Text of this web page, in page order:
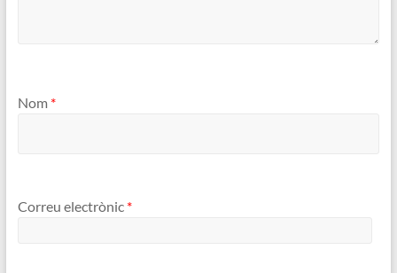
Nom *
Correu electrònic *